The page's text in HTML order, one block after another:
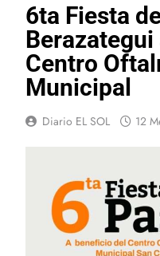
6ta Fiesta
Berazategui
Centro
Municipal
Diario EL SOL 12